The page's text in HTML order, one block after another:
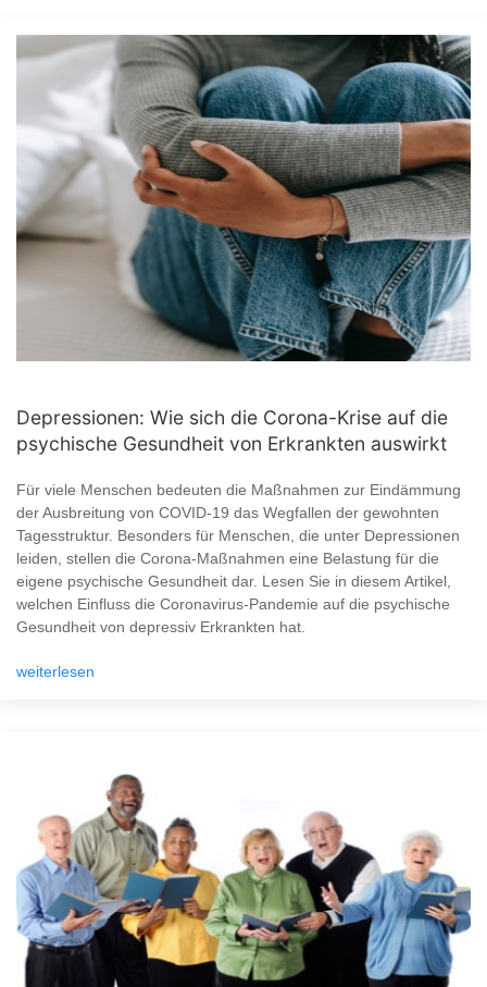
Depressionen: Wie sich die Corona-Krise auf die
psychische Gesundheit von Erkrankten auswirkt
Für viele Menschen bedeuten die Maßnahmen zur Eindämmung
der Ausbreitung von COVID-19 das Wegfallen der gewohnten
Tagesstruktur. Besonders für Menschen, die unter Depressionen
leiden, stellen die Corona-Maßnahmen eine Belastung für die
eigene psychische Gesundheit dar. Lesen Sie in diesem Artikel,
welchen Einfluss die Coronavirus-Pandemie auf die psychische
Gesundheit von depressiv Erkrankten hat.
weiterlesen